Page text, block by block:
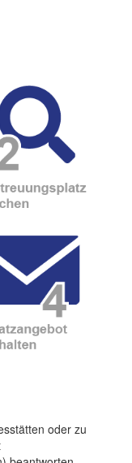
oder zu